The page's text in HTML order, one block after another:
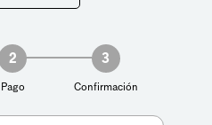
2
Pago
3
Confirmación